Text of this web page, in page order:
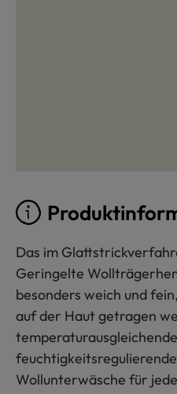
Das im
Geringelte
besonders weich und
auf der Haut getragen
Wollunterwäsche für